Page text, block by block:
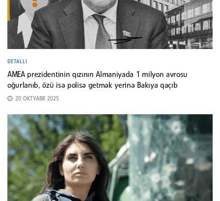
DETALLI
AMEA prezidentinin qızının Almaniyada 1 milyon avrosu
oğurlanıb, özü isə polisə getmək yerinə Bakıya qaçıb
20 OKTYABR 2025